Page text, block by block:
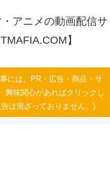
アニメの動画配信サ
】
には、PR・広告・商品・サ
興味関心があればクリックし
は混ざっておりません。)